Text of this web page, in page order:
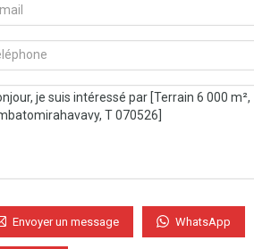
Envoyer un message WhatsApp